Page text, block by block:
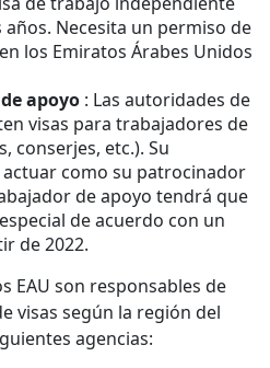
Necesita un permiso de
los Emiratos Árabes Unidos
apoyo : Las autoridades de
visas para trabajadores de
conserjes, etc.). Su
como su patrocinador
de apoyo tendrá que
de acuerdo con un
de 2022.
EAU son responsables de
visas según la región del
agencias: